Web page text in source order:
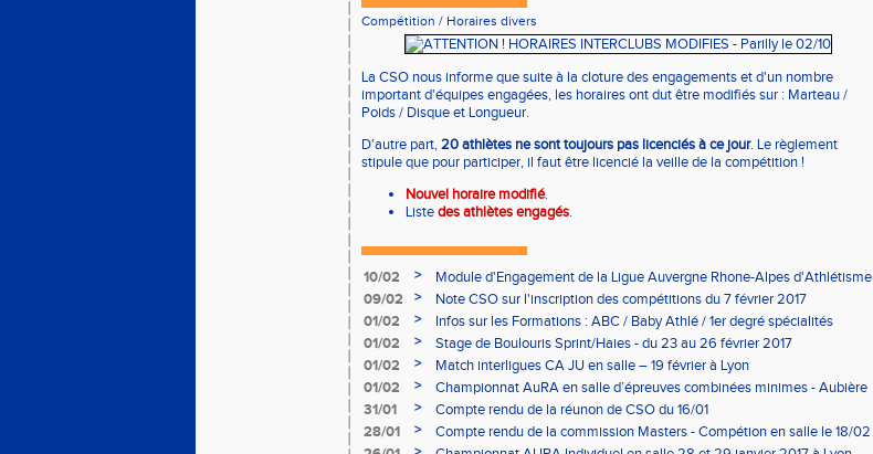
Compétition / Horaires divers
La CSO nous informe que suite à la cloture des engagements et d'un nombre
important d'équipes engagées, les horaires ont dut être modifiés sur : Marteau /
Poids / Disque et Longueur.
D'autre part,20 athlètes ne sont toujours pas licenciés à ce jour. Le règlement
stipule que pour participer, il faut être licencié la veille de la compétition !
Nouvel horaire modifié.
Listedes athlètes engagés.
10/02 >
Module d'Engagement de la Ligue Auvergne Rhone-Alpes d'Athlétisme
09/02
>
Note CSO sur l'inscription des compétitions du 7 février 2017
01/02
>
Infos sur les Formations : ABC / Baby Athlé / 1er degré spécialités
01/02
>
Stage de Boulouris Sprint/Haies - du 23 au 26 février 2017
01/02
>
Match interligues CA JU en salle – 19 février à Lyon
01/02
>
Championnat AuRA en salle d’épreuves combinées minimes - Aubière
- le 12 février
31/01 >
Compte rendu de la réunon de CSO du 16/01
28/01
>
Compte rendu de la commission Masters - Compétion en salle le 18/02
à Bourgoin